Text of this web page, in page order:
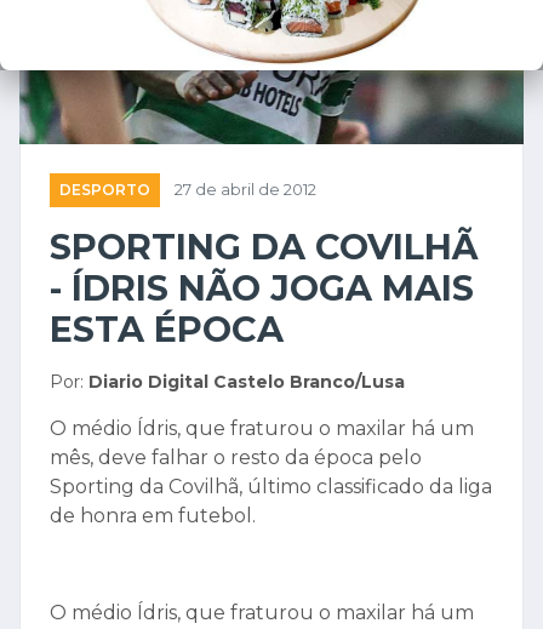
DESPORTO 27 de abril de 2012
SPORTING DA COVILHÃ
- ÍDRIS NÃO JOGA MAIS
ESTA ÉPOCA
Por: Diario Digital Castelo Branco/Lusa
O médio Ídris, que fraturou o maxilar há um
mês, deve falhar o resto da época pelo
Sporting da Covilhã, último classificado da liga
de honra em futebol.
O médio Ídris, que fraturou o maxilar há um